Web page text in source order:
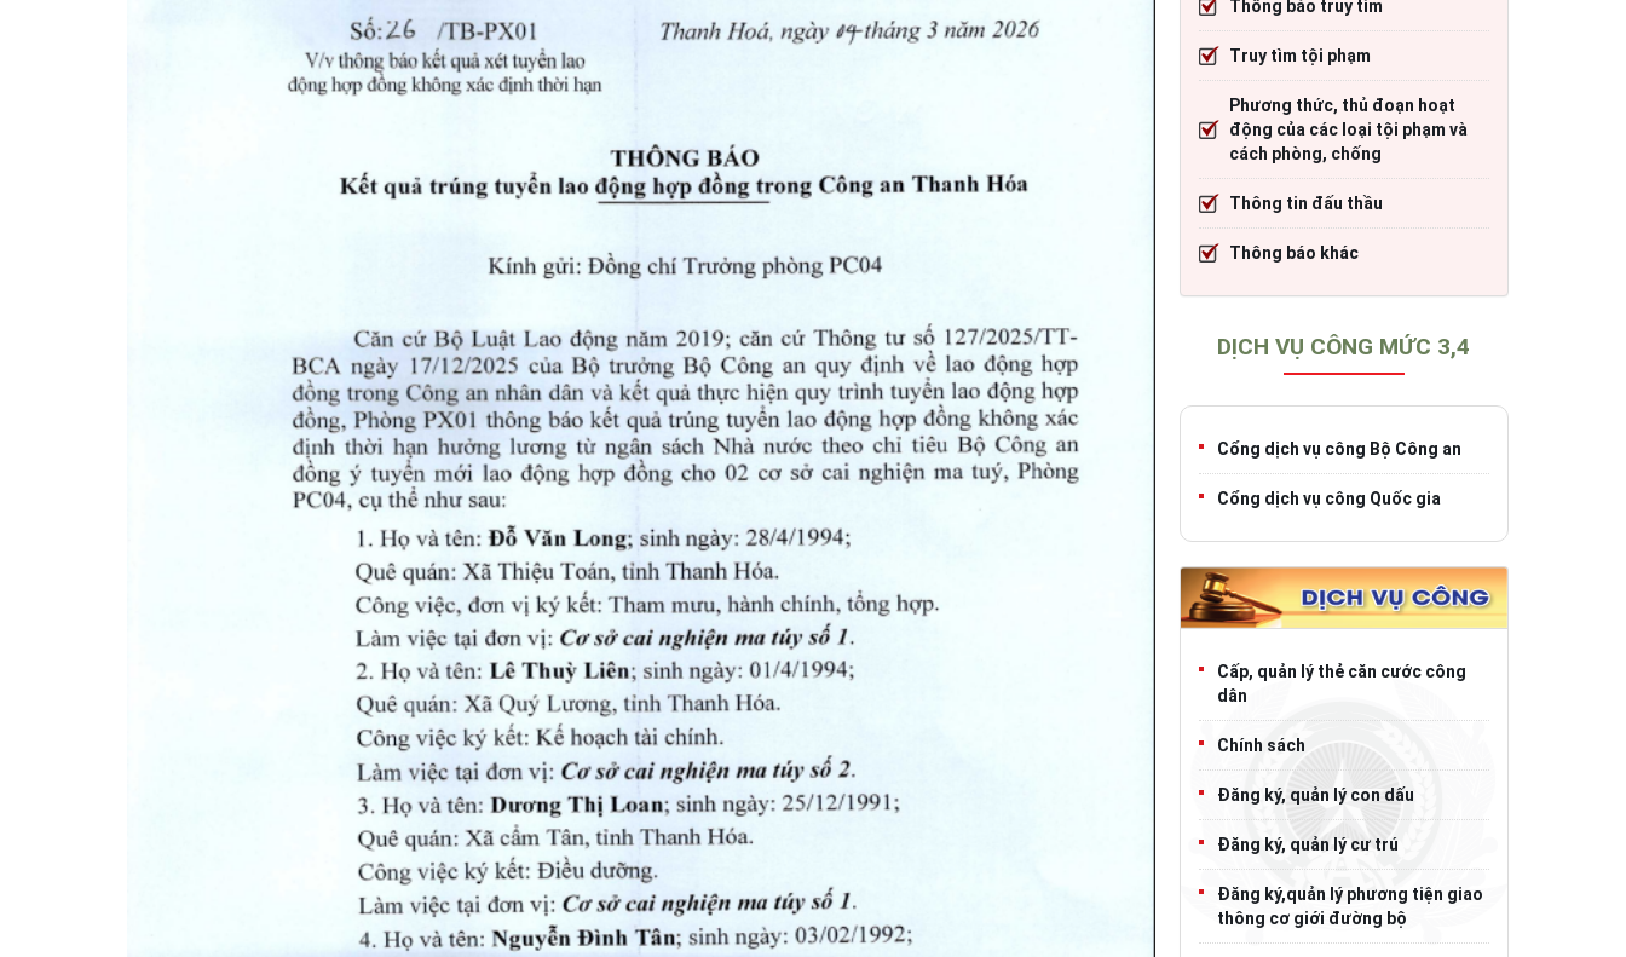
Chuyển đổi số và Đề án 06
Kỷ niệm 80 năm Ngày truyền thống lực lượng An ninh nhân dân (12/7/1946 - 12/7/2026)
Video clips Phòng cháy chữa cháy Trang TTĐT Cục CSGT đường bộ
Trang TTĐT Sở Giao thông vận tải tỉnh
Trang TTĐT Cục Đăng kiểm Việt Nam
Thông tin đấu thầu
Thông báo khác
Thông báo truy tìm
Truy tìm tội phạm
Phương thức, thủ đoạn hoạt
động của các loại tội phạm và
cách phòng, chống
Thông tin đấu thầu
Thông báo khác
DỊCH VỤ CÔNG MỨC 3,4
Cổng dịch vụ công Bộ Công an
Cổng dịch vụ công Quốc gia
Cấp, quản lý thẻ căn cước công
dân
Chính sách
Đăng ký, quản lý con dấu
Đăng ký, quản lý cư trú
Đăng ký,quản lý phương tiện giao
thông cơ giới đường bộ